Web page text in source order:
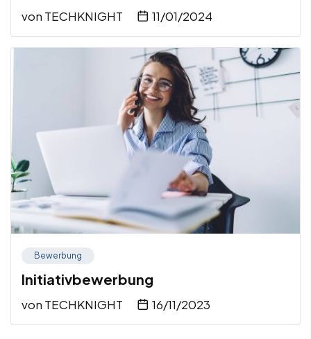
von TECHKNIGHT 11/01/2024
Bewerbung
Initiativbewerbung
von TECHKNIGHT 16/11/2023